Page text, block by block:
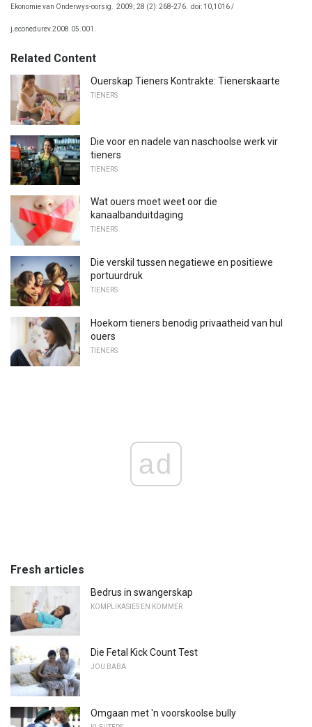
Ekonomie van Onderwys-oorsig. 2009; 28 (2): 268-276. doi: 10,1016 /
j.econedurev.2008.05.001.
Related Content
Ouerskap Tieners Kontrakte: Tienerskaarte
TIENERS
Die voor en nadele van naschoolse werk vir
tieners
TIENERS
Wat ouers moet weet oor die
kanaalbanduitdaging
TIENERS
Die verskil tussen negatiewe en positiewe
portuurdruk
TIENERS
Hoekom tieners benodig privaatheid van hul
ouers
TIENERS
ad
Fresh articles
Bedrus in swangerskap
KOMPLIKASIES EN KOMMER
Die Fetal Kick Count Test
JOU BABA
Omgaan met 'n voorskoolse bully